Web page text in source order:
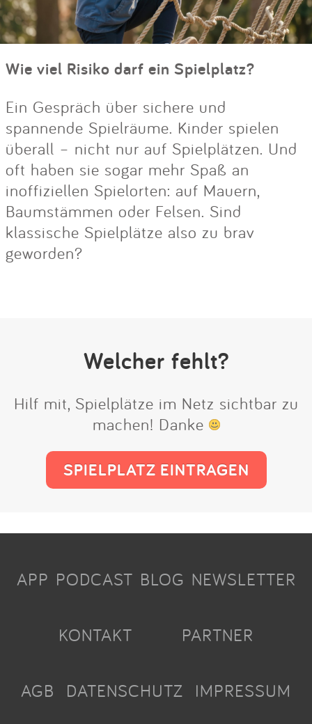
Wie viel Risiko darf ein Spielplatz?
Ein Gespräch über sichere und
spannende Spielräume. Kinder spielen
überall – nicht nur auf Spielplätzen. Und
oft haben sie sogar mehr Spaß an
inoffiziellen Spielorten: auf Mauern,
Baumstämmen oder Felsen. Sind
klassische Spielplätze also zu brav
geworden?
Welcher fehlt?
Hilf mit, Spielplätze im Netz sichtbar zu
machen! Danke
SPIELPLATZ EINTRAGEN
APP PODCAST BLOG NEWSLETTER
KONTAKT PARTNER
AGB DATENSCHUTZ IMPRESSUM